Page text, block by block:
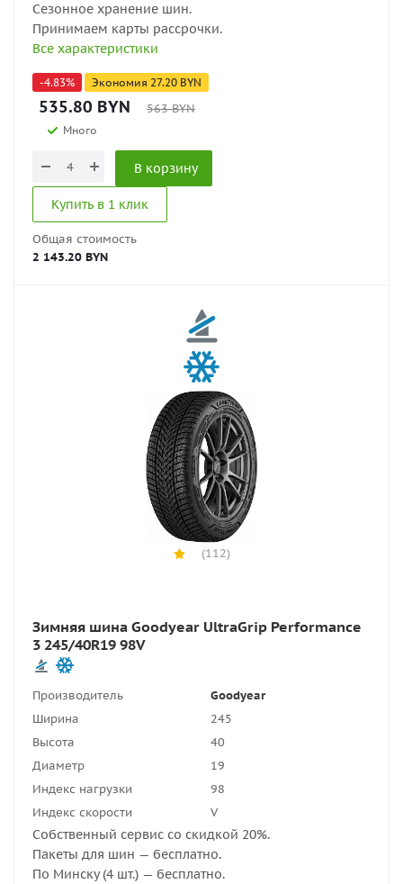
Сезонное хранение шин.
Принимаем карты рассрочки.
Все характеристики
-4.83% Экономия 27.20 BYN
535.80 BYN 563BYN
Много
В корзину
Купить в 1 клик
Общая стоимость
2 143.20 BYN
(112)
Зимняя шина Goodyear UltraGrip Performance
3 245/40R19 98V
Производитель
Goodyear
Ширина
245
Высота
40
Диаметр
19
Индекс нагрузки
98
Индекс скорости
V
Собственный сервис со скидкой 20%.
Пакеты для шин — бесплатно.
По Минску (4 шт.) — бесплатно.